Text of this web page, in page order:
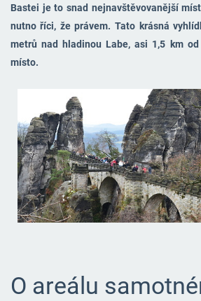
Bastei je to snad nejnavštěvovanější
nutno říci, že právem. Tato krásná
metrů nad hladinou Labe, asi 1,5 km
místo.
O areálu